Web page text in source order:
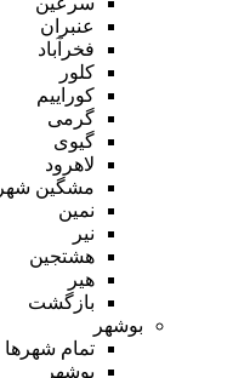
عنبران
فخرآباد
کلور
کوراییم
گرمی
گیوی
لاهرود
مشگین شهر
نمین
نیر
هشتجین
هیر
بازگشت
بوشهر
تمام شهر‌ها
بوشهر